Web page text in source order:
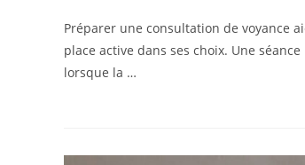
Préparer une consultation de voyance
place active dans ses choix. Une
lorsque la …